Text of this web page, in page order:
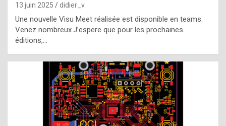
t
t
e
b
e
s
t
13 juin 2025 didier_v
Une nouvelle Visu Meet réalisée est disponible en teams.
Venez nombreux.J’espere que pour les prochaines
éditions,…